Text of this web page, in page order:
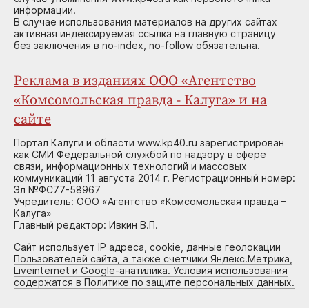
информации.
В случае использования материалов на других сайтах
активная индексируемая ссылка на главную страницу
без заключения в no-index, no-follow обязательна.
Реклама в изданиях ООО «Агентство
«Комсомольская правда - Калуга» и на
сайте
Портал Калуги и области www.kp40.ru зарегистрирован
как СМИ Федеральной службой по надзору в сфере
связи, информационных технологий и массовых
коммуникаций 11 августа 2014 г. Регистрационный номер:
Эл №ФС77-58967
Учредитель: ООО «Агентство «Комсомольская правда –
Калуга»
Главный редактор: Ивкин В.П.
Сайт использует IP адреса, cookie, данные геолокации
Пользователей сайта, а также счетчики Яндекс.Метрика,
Liveinternet и Google-анатилика. Условия использования
содержатся в Политике по защите персональных данных.